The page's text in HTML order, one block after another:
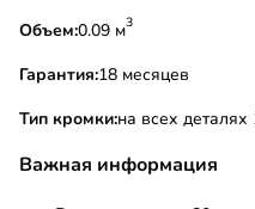
Объем:
0.09 м3
Гарантия:18 месяцев
Тип кромки:на всех
Важная информация